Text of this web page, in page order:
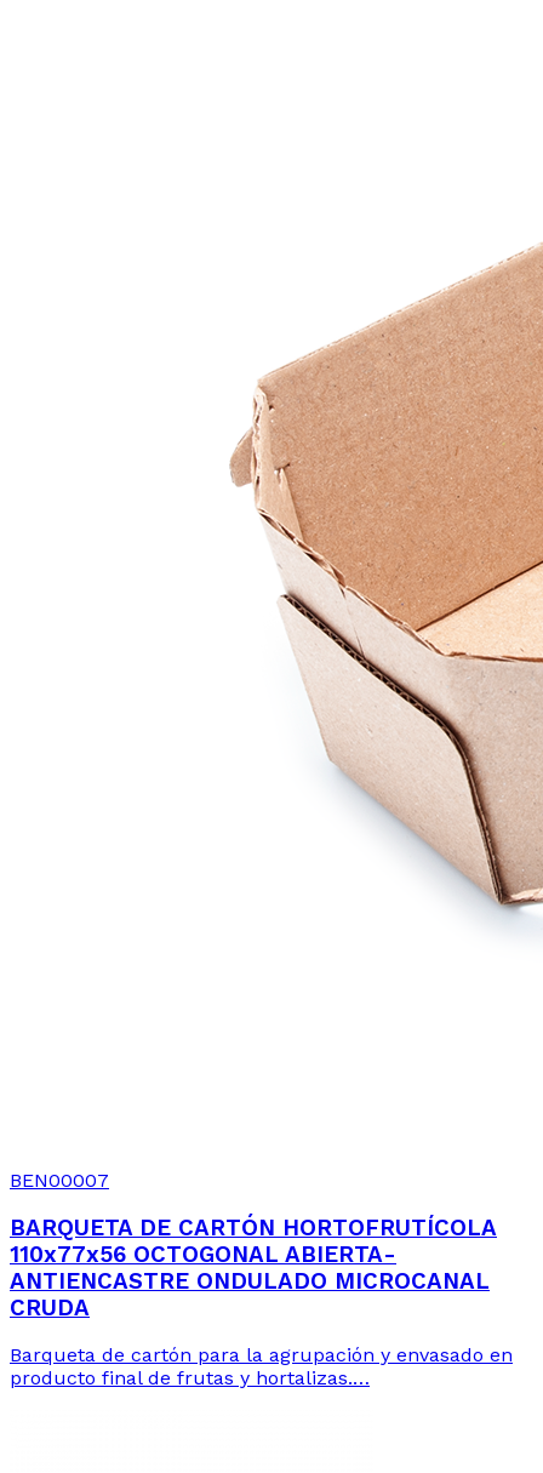
BEN00007
BARQUETA DE CARTÓN HORTOFRUTÍCOLA
110x77x56 OCTOGONAL ABIERTA-
ANTIENCASTRE ONDULADO MICROCANAL
CRUDA
Barqueta de cartón para la agrupación y envasado en
producto final de frutas y hortalizas.…